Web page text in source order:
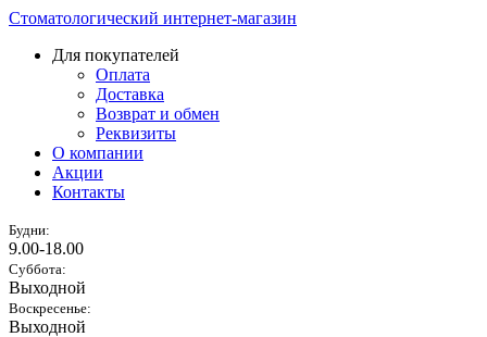
Стоматологический интернет-магазин
Для покупателей
Оплата
Доставка
Возврат и обмен
Реквизиты
О компании
Акции
Контакты
Будни:
9.00-18.00
Суббота:
Выходной
Воскресенье:
Выходной